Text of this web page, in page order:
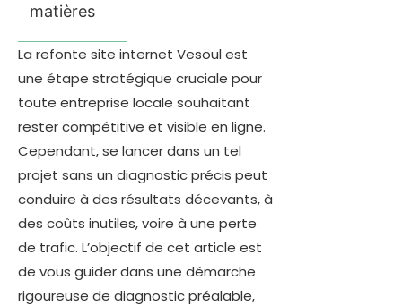
La refonte site internet Vesoul est
une étape stratégique cruciale pour
toute entreprise locale souhaitant
rester compétitive et visible en ligne.
Cependant, se lancer dans un tel
projet sans un diagnostic précis peut
conduire à des résultats décevants, à
des coûts inutiles, voire à une perte
de trafic. L’objectif de cet article est
de vous guider dans une démarche
rigoureuse de diagnostic préalable,
matières